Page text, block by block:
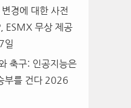
경에 대한 사전
ESMX 무상 제공
일
축구: 인공지능은
부를 건다 2026